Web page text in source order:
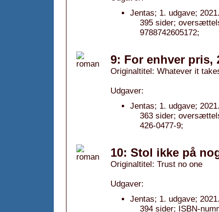
Jentas; 1. udgave;
395 sider;
9788742605172;
9: For enhver pris,
Originaltitel: Whatever it
Udgaver:
Jentas; 1. udgave;
363 sider;
426-0477-9;
10: Stol ikke på
Originaltitel: Trust no one
Udgaver:
Jentas; 1. udgave;
394 sider; ISBN-